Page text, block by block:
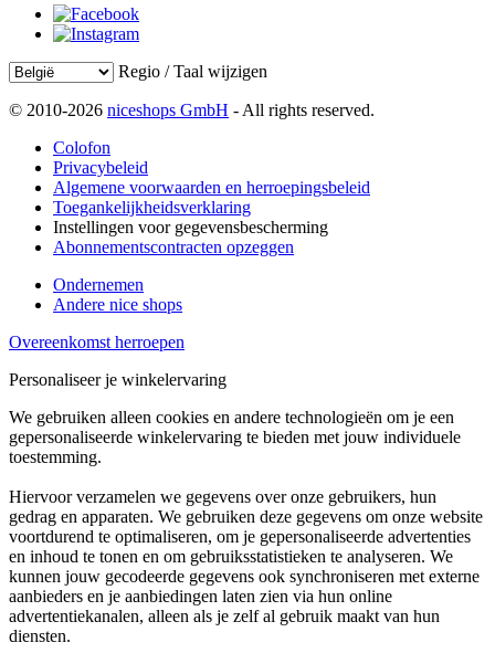
Regio / Taal wijzigen
© 2010-2026 niceshops GmbH - All rights reserved.
Colofon
Privacybeleid
Algemene voorwaarden en herroepingsbeleid
Toegankelijkheidsverklaring
Instellingen voor gegevensbescherming
Abonnementscontracten opzeggen
Ondernemen
Andere nice shops
Overeenkomst herroepen
Personaliseer je winkelervaring
We gebruiken alleen cookies en andere technologieën om je een
gepersonaliseerde winkelervaring te bieden met jouw individuele
toestemming.
Hiervoor verzamelen we gegevens over onze gebruikers, hun
gedrag en apparaten. We gebruiken deze gegevens om onze website
voortdurend te optimaliseren, om je gepersonaliseerde advertenties
en inhoud te tonen en om gebruiksstatistieken te analyseren. We
kunnen jouw gecodeerde gegevens ook synchroniseren met externe
aanbieders en je aanbiedingen laten zien via hun online
advertentiekanalen, alleen als je zelf al gebruik maakt van hun
diensten.